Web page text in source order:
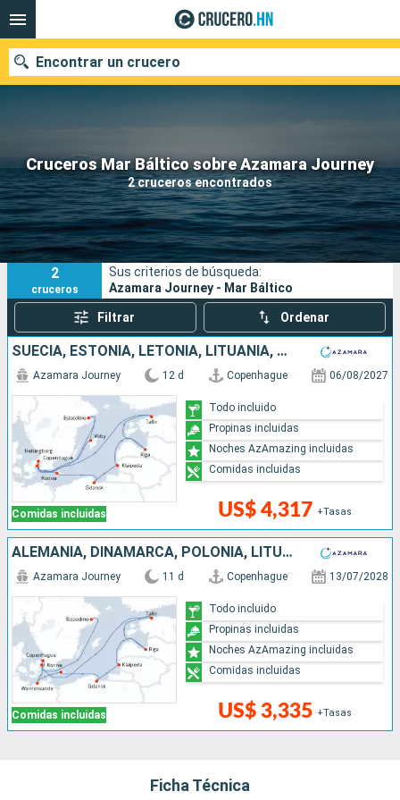
Cruceros Mar Báltico sobre Azamara Journey
2 cruceros encontrados
Encontrar un crucero
Nuestros destinos
Fecha de salida
Puertos Compañías
Buscar
2
cruceros
Sus criterios de búsqueda:
Azamara Journey - Mar Báltico
Filtrar Ordenar
SUECIA, ESTONIA, LETONIA, LITUANIA, POLONIA, DINAMARCA
Comidas incluidas
Azamara Journey 12 d Copenhague 06/08/2027
US$ 4,317 +Tasas
Todo incluido
Propinas incluidas
Noches AzAmazing incluidas
Comidas incluidas
ALEMANIA, DINAMARCA, POLONIA, LITUANIA, LETONIA, ESTONIA, SUECIA
Comidas incluidas
Azamara Journey 11 d Copenhague 13/07/2028
US$ 3,335 +Tasas
Todo incluido
Propinas incluidas
Noches AzAmazing incluidas
Comidas incluidas
Ficha Técnica